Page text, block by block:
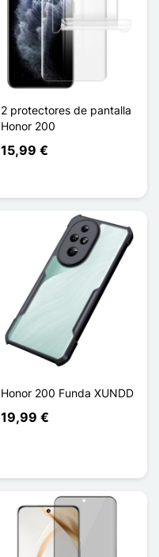
2 protectores de pantalla
Honor 200
15,99 €
Honor 200 Funda XUNDD
19,99 €